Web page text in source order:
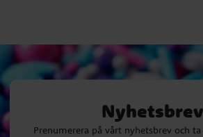
Prenumerera på vårt nyhetsbrev och